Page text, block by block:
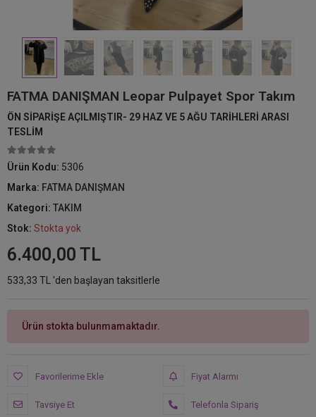
FATMA DANIŞMAN Leopar Pulpayet Spor Takım
ÖN SİPARİŞE AÇILMIŞTIR- 29 HAZ VE 5 AĞU TARİHLERİ ARASI
TESLİM
Ürün Kodu: 5306
Marka: FATMA DANIŞMAN
Kategori: TAKIM
Stok: Stokta yok
6.400,00 TL
533,33 TL 'den başlayan taksitlerle
Ürün stokta bulunmamaktadır.
Favorilerime Ekle
Tavsiye Et
Fiyat Alarmı
Telefonla Sipariş